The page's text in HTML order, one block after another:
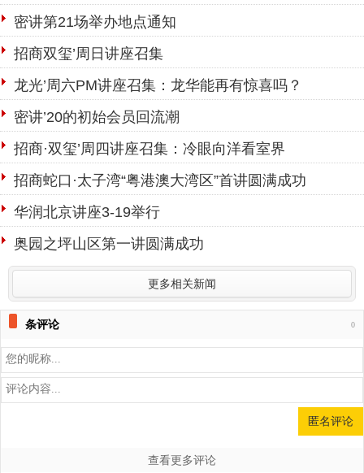
密讲第21场举办地点通知
招商双玺’周日讲座召集
龙光’周六PM讲座召集：龙华能再有惊喜吗？
密讲’20的初始会员回流潮
招商·双玺’周四讲座召集：冷眼向洋看室界
招商蛇口·太子湾“粤港澳大湾区”首讲圆满成功
华润北京讲座3-19举行
奥园之坪山区第一讲圆满成功
更多相关新闻
0
条评论
查看更多评论